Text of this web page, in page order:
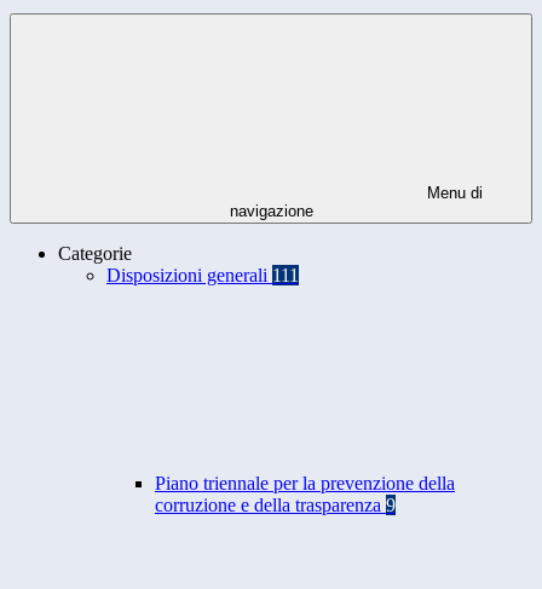
Menu di
navigazione
Categorie
Disposizioni generali 111
Piano triennale per la prevenzione della
corruzione e della trasparenza 9